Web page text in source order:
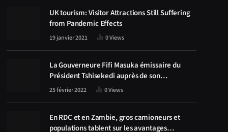
UK tourism: Visitor Attractions Still Suffering
from Pandemic Effects
19 janvier 2021 0Views
La Gouverneure Fifi Masuka émissaire du
Président Tshisekedi auprès de son
homologue Zambien Hichilema, la
25 février 2022 0Views
En RDC et en Zambie, gros camioneurs et
populations tablent sur les avantages